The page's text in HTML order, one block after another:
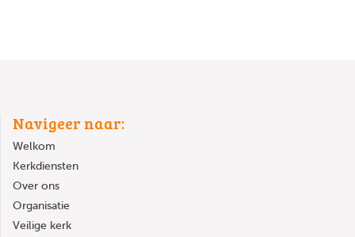
Navigeer naar:
Welkom
Kerkdiensten
Over ons
Organisatie
Veilige kerk